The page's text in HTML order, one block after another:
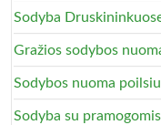
Sodyba
Gražios sodybos
Sodybos nuoma
Sodyba su